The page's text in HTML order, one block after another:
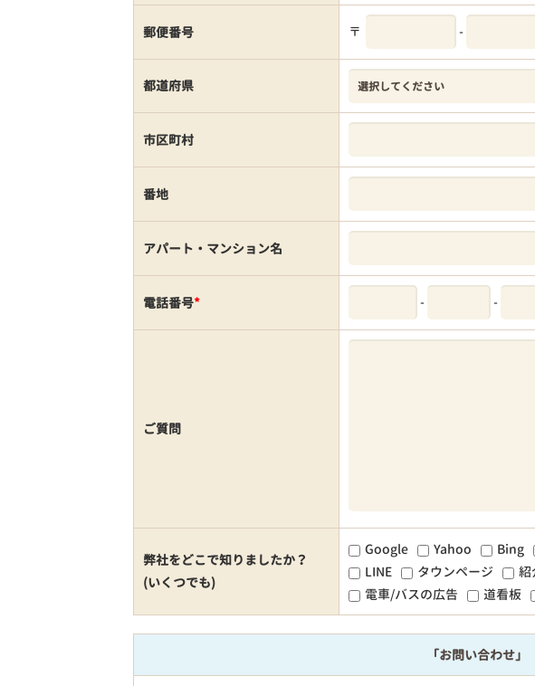
郵便番号 〒 -
都道府県
市区町村
番地
アパート・マンション名
電話番号* - -
ご質問
弊社をどこで知りましたか？
(いくつでも)
Google Yahoo
Bing
LINE
タウンページ
紹
電車/バスの広告
道看板
「お問い合わせ」